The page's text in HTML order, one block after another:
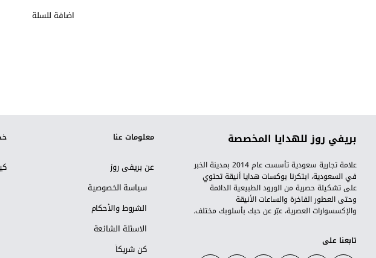
اضافة للسلة
بريفي روز للهدايا المخصصة
علامة تجارية سعودية تأسست عام 2014 بمدينة الخبر
في السعودية، ابتكرنا بوكسات هدايا أنيقة تحتوي
على تشكيلة حصرية من الورود الطبيعية الدائمة
وحتى العطور الفاخرة والساعات الأنيقة
والإكسسوارات العصرية، عبّر عن حبك بأسلوبك مختلف.
تابعنا على
معلومات عنا
عن بريفي روز
سياسة الخصوصية
الشروط والأحكام
الاسئلة الشائعة
كن شريكاً